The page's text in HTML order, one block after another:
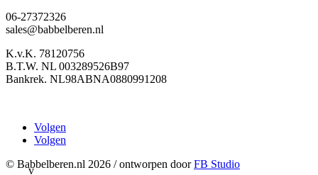
06-27372326
sales@babbelberen.nl
K.v.K. 78120756
B.T.W. NL 003289526B97
Bankrek. NL98ABNA0880991208
Volgen
Volgen
© Babbelberen.nl 2026 / ontworpen doorFB Studio
v
